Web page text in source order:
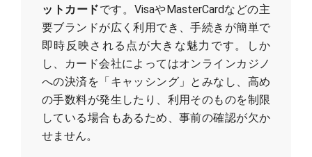
ットカードです。VisaやMasterCardなどの主
要ブランドが広く利用でき、手続きが簡単で
即時反映される点が大きな魅力です。しか
し、カード会社によってはオンラインカジノ
への決済を「キャッシング」とみなし、高め
の手数料が発生したり、利用そのものを制限
している場合もあるため、事前の確認が欠か
せません。